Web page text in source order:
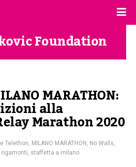
Foundation
MARATHON:
alla
Marathon 2020
Telethon, MILANO MARATHON , No Walls,
rigamonti, staffetta a milano